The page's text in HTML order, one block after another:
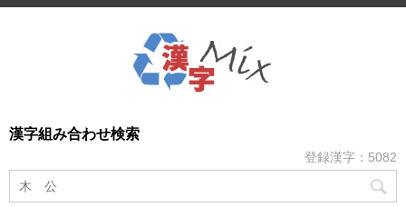
漢字組み合わせ検索
登録漢字：5082